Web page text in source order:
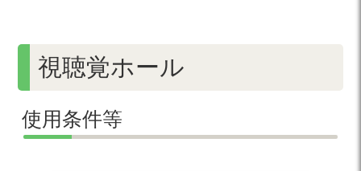
視聴覚ホール
使用条件等